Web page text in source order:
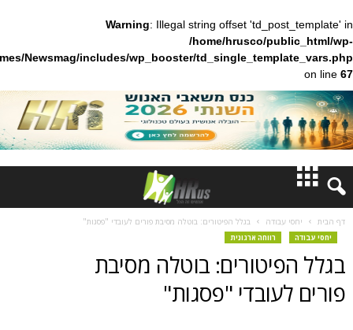
Warning: Illegal string offset
/home/hrusco/
content/themes/Newsmag/includes/wp_booster/
חדשות
עבודה בגלל הפיטורים: בוטלה מסיבת פורים לעובדי "פסגות"
רווחה ארגונית
בוטלה מסיבת
"פסגות"